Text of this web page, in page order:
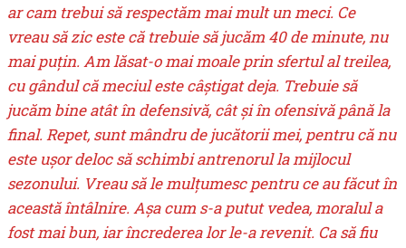
ar cam trebui să respectăm mai mult un meci. Ce
vreau să zic este că trebuie să jucăm 40 de minute, nu
mai puţin. Am lăsat-o mai moale prin sfertul al treilea,
cu gândul că meciul este câştigat deja. Trebuie să
jucăm bine atât în defensivă, cât şi în ofensivă până la
final. Repet, sunt mândru de jucătorii mei, pentru că nu
este uşor deloc să schimbi antrenorul la mijlocul
sezonului. Vreau să le mulţumesc pentru ce au făcut în
această întâlnire. Aşa cum s-a putut vedea, moralul a
fost mai bun, iar încrederea lor le-a revenit. Ca să fiu